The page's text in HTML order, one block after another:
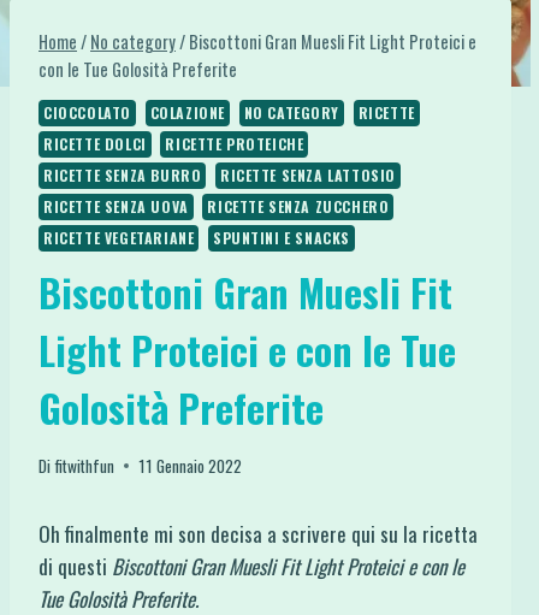
Home/No category/Biscottoni Gran Muesli Fit Light Proteici e
con le Tue Golosità Preferite
CIOCCOLATO COLAZIONE NO CATEGORY
RICETTE
RICETTE DOLCI
RICETTE PROTEICHE
RICETTE SENZA BURRO
RICETTE SENZA LATTOSIO
RICETTE SENZA UOVA
RICETTE SENZA ZUCCHERO
RICETTE VEGETARIANE
SPUNTINI E SNACKS
Biscottoni Gran Muesli Fit
Light Proteici e con le Tue
Golosità Preferite
Difitwithfun 11 Gennaio 2022
Oh finalmente mi son decisa a scrivere qui su la ricetta
di questi Biscottoni Gran Muesli Fit Light Proteici e con le
Tue Golosità Preferite.